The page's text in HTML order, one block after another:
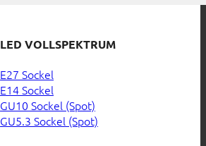
LED VOLLSPEKTRUM
E27 Sockel
E14 Sockel
GU10 Sockel (Spot)
GU5.3 Sockel (Spot)